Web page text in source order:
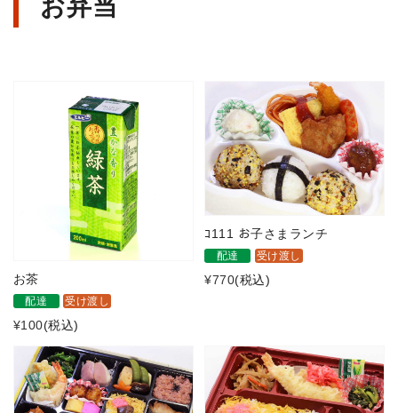
お弁当
お茶
配達 受け渡し
¥100(税込)
ｺ111 お子さまランチ
配達 受け渡し
¥770(税込)